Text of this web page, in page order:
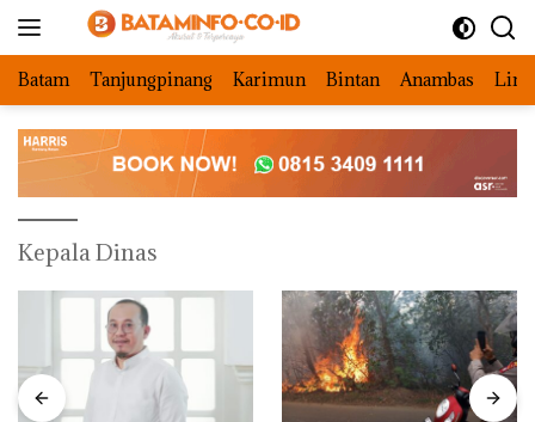
Batam Tanjungpinang Karimun Bintan Anambas
Kepala Dinas